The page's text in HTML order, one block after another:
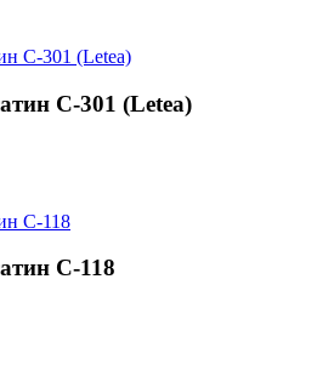
С-301 (Letea)
С-118